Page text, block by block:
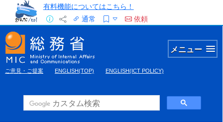
有料機能についてはこちら！
通常
依頼